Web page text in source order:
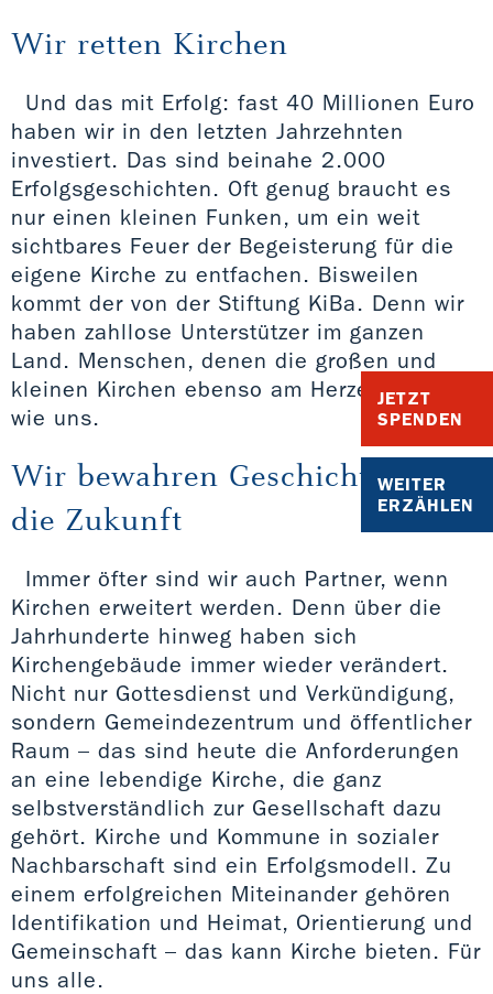
JETZT
SPENDEN
WEITER
ERZÄHLEN
Wir retten Kirchen
Und das mit Erfolg: fast 40 Millionen Euro
haben wir in den letzten Jahrzehnten
investiert. Das sind beinahe 2.000
Erfolgsgeschichten. Oft genug braucht es
nur einen kleinen Funken, um ein weit
sichtbares Feuer der Begeisterung für die
eigene Kirche zu entfachen. Bisweilen
kommt der von der Stiftung KiBa. Denn wir
haben zahllose Unterstützer im ganzen
Land. Menschen, denen die großen und
kleinen Kirchen ebenso am Herzen liegen
wie uns.
Wir bewahren Geschichte für
die Zukunft
Immer öfter sind wir auch Partner, wenn
Kirchen erweitert werden. Denn über die
Jahrhunderte hinweg haben sich
Kirchengebäude immer wieder verändert.
Nicht nur Gottesdienst und Verkündigung,
sondern Gemeindezentrum und öffentlicher
Raum – das sind heute die Anforderungen
an eine lebendige Kirche, die ganz
selbstverständlich zur Gesellschaft dazu
gehört. Kirche und Kommune in sozialer
Nachbarschaft sind ein Erfolgsmodell. Zu
einem erfolgreichen Miteinander gehören
Identifikation und Heimat, Orientierung und
Gemeinschaft – das kann Kirche bieten. Für
uns alle.